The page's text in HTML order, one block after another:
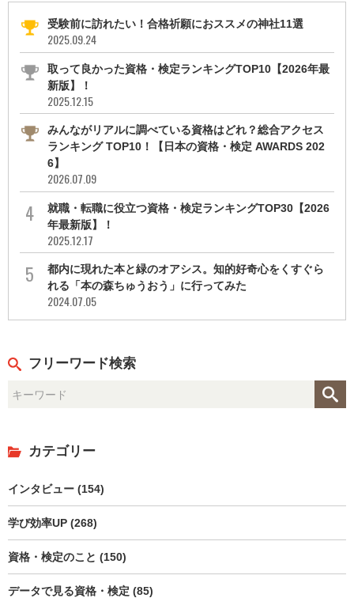
受験前に訪れたい！合格祈願におススメの神社11選
2025.09.24
取って良かった資格・検定ランキングTOP10【2026年最
新版】！
2025.12.15
みんながリアルに調べている資格はどれ？総合アクセス
ランキング TOP10！【日本の資格・検定 AWARDS 202
6】
2026.07.09
就職・転職に役立つ資格・検定ランキングTOP30【2026
年最新版】！
2025.12.17
都内に現れた本と緑のオアシス。知的好奇心をくすぐら
れる「本の森ちゅうおう」に行ってみた
2024.07.05
フリーワード検索
カテゴリー
インタビュー (154)
学び効率UP (268)
資格・検定のこと (150)
データで見る資格・検定 (85)